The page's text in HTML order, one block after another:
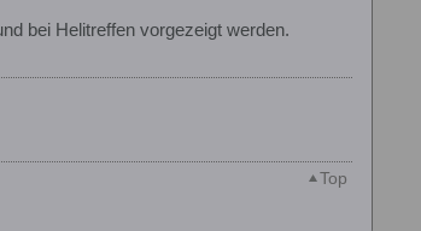
bei Helitreffen vorgezeigt werden.
Top